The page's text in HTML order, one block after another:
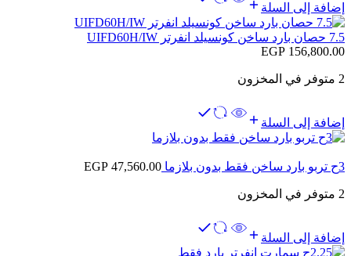
إضافة إلى السلة
7.5 حصان بارد ساخن كونسيلد انفرتر UIFD60H/IW
EGP 156,800.00
2 متوفر في المخزون
إضافة إلى السلة
3ح تربو بارد ساخن فقط بدون بلازما EGP 47,560.00
2 متوفر في المخزون
إضافة إلى السلة